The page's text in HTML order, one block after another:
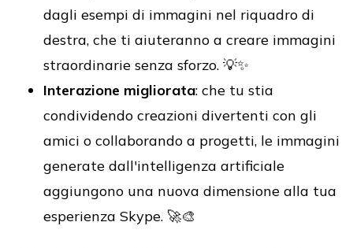
dagli esempi di immagini nel riquadro di
destra, che ti aiuteranno a creare immagini
straordinarie senza sforzo. 💡✨
Interazione migliorata: che tu stia
condividendo creazioni divertenti con gli
amici o collaborando a progetti, le immagini
generate dall'intelligenza artificiale
aggiungono una nuova dimensione alla tua
esperienza Skype. 🚀🎨